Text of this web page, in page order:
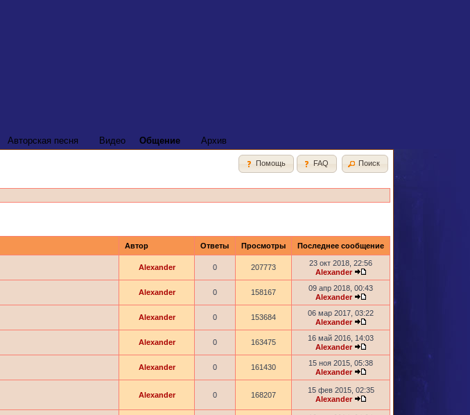
Авторская песня Видео Общение Архив
Помощь FAQ
Поиск
Автор Ответы Просмотры Последнее сообщение
Alexander 0 207773
23 окт 2018, 22:56
Alexander
Alexander 0 158167
09 апр 2018, 00:43
Alexander
Alexander 0 153684
06 мар 2017, 03:22
Alexander
Alexander 0 163475
16 май 2016, 14:03
Alexander
Alexander 0 161430
15 ноя 2015, 05:38
Alexander
Alexander 0 168207
15 фев 2015, 02:35
Alexander